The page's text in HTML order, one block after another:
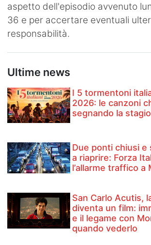
aspetto dell'episodio avvenuto
36 e per accertare eventuali
responsabilità.
Ultime news
I 5 tormentoni
2026: le canzoni
segnando la
Due ponti chiusi e
a riaprire: Forza
l’allarme traffico a
San Carlo Acutis,
diventa un film:
e il legame con
quando vederlo